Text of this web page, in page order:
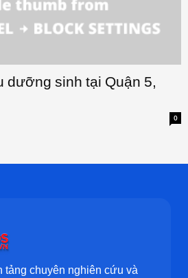
dưỡng sinh tại Quận 5,
0
tảng chuyên nghiên cứu và